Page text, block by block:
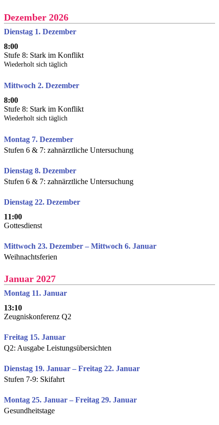
Dezember 2026
Dienstag 1. Dezember
8:00
Stufe 8: Stark im Konflikt
Wiederholt sich täglich
Mittwoch 2. Dezember
8:00
Stufe 8: Stark im Konflikt
Wiederholt sich täglich
Montag 7. Dezember
Stufen 6 & 7: zahnärztliche Untersuchung
Dienstag 8. Dezember
Stufen 6 & 7: zahnärztliche Untersuchung
Dienstag 22. Dezember
11:00
Gottesdienst
Mittwoch 23. Dezember – Mittwoch 6. Januar
Weihnachtsferien
Januar 2027
Montag 11. Januar
13:10
Zeugniskonferenz Q2
Freitag 15. Januar
Q2: Ausgabe Leistungsübersichten
Dienstag 19. Januar – Freitag 22. Januar
Stufen 7-9: Skifahrt
Montag 25. Januar – Freitag 29. Januar
Gesundheitstage